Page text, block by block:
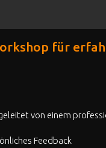
für
von einem
Feedback